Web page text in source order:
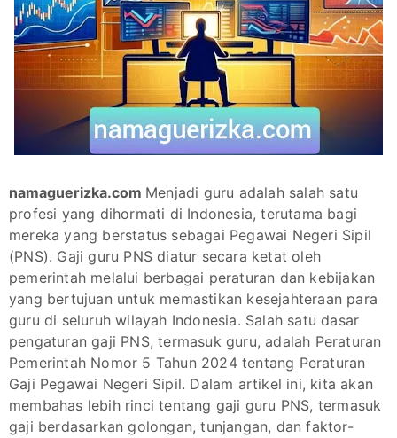
namaguerizka.com Menjadi guru adalah salah satu
profesi yang dihormati di Indonesia, terutama bagi
mereka yang berstatus sebagai Pegawai Negeri Sipil
(PNS). Gaji guru PNS diatur secara ketat oleh
pemerintah melalui berbagai peraturan dan kebijakan
yang bertujuan untuk memastikan kesejahteraan para
guru di seluruh wilayah Indonesia. Salah satu dasar
pengaturan gaji PNS, termasuk guru, adalah Peraturan
Pemerintah Nomor 5 Tahun 2024 tentang Peraturan
Gaji Pegawai Negeri Sipil. Dalam artikel ini, kita akan
membahas lebih rinci tentang gaji guru PNS, termasuk
gaji berdasarkan golongan, tunjangan, dan faktor-